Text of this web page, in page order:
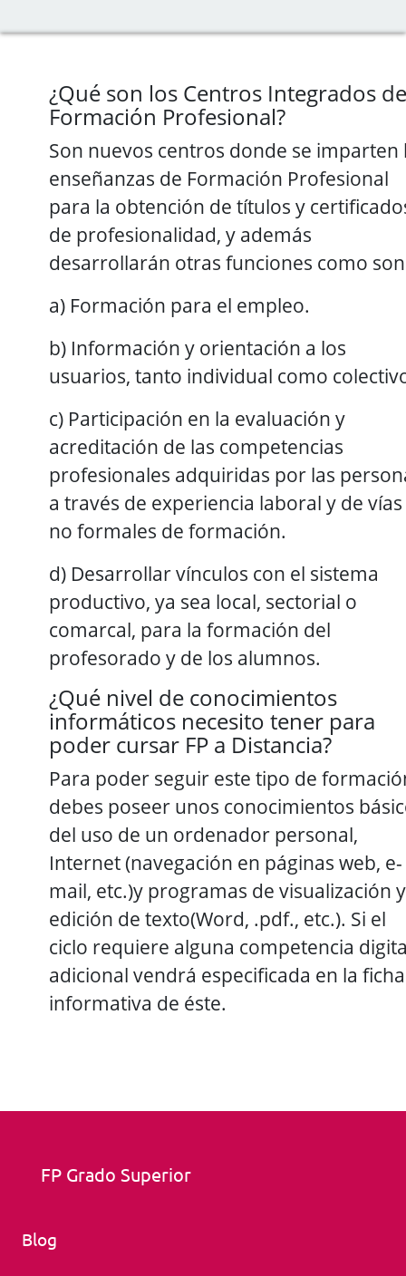
¿Qué son los Centros Integrados de
Formación Profesional?
Son nuevos centros donde se imparten
enseñanzas de Formación Profesional
para la obtención de títulos y
de profesionalidad, y además
desarrollarán otras funciones como
a) Formación para el empleo.
b) Información y orientación a los
usuarios, tanto individual como
c) Participación en la evaluación y
acreditación de las competencias
profesionales adquiridas por las
a través de experiencia laboral y de vías
no formales de formación.
d) Desarrollar vínculos con el sistema
productivo, ya sea local, sectorial o
comarcal, para la formación del
profesorado y de los alumnos.
¿Qué nivel de conocimientos
informáticos necesito tener para
poder cursar FP a Distancia?
Para poder seguir este tipo de
debes poseer unos conocimientos
del uso de un ordenador personal,
Internet (navegación en páginas web, e-
mail, etc.)y programas de visualización y
edición de texto(Word, .pdf., etc.). Si el
ciclo requiere alguna competencia
adicional vendrá especificada en la ficha
informativa de éste.
FP Grado Superior
Blog